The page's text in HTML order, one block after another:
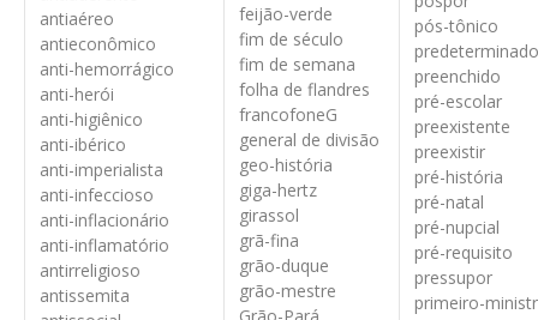
antiaéreo
antieconômico
anti-hemorrágico
anti-herói
anti-higiênico
anti-ibérico
anti-imperialista
anti-infeccioso
anti-inflacionário
anti-inflamatório
antirreligioso
antissemita
feijão-verde
fim de século
fim de semana
folha de flandres
francofoneG
general de divisão
geo-história
giga-hertz
girassol
grã-fina
grão-duque
grão-mestre
pós-tônico
predeterminado
preenchido
pré-escolar
preexistente
preexistir
pré-história
pré-natal
pré-nupcial
pré-requisito
pressupor
primeiro-